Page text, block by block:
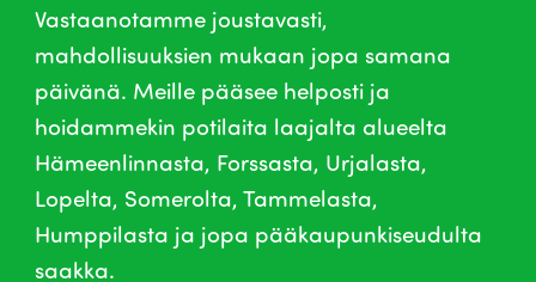
Vastaanotamme joustavasti,
mahdollisuuksien mukaan jopa samana
päivänä. Meille pääsee helposti ja
hoidammekin potilaita laajalta alueelta
Hämeenlinnasta, Forssasta, Urjalasta,
Lopelta, Somerolta, Tammelasta,
Humppilasta ja jopa pääkaupunkiseudulta
saakka.